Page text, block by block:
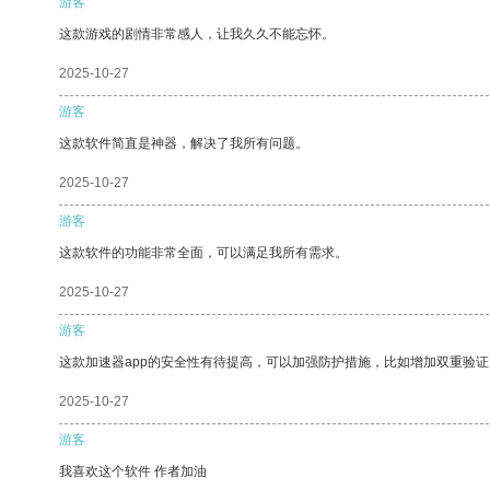
这款游戏的剧情非常感人，让我久久不能忘怀。
2025-10-27
游客
这款软件简直是神器，解决了我所有问题。
2025-10-27
游客
这款软件的功能非常全面，可以满足我所有需求。
2025-10-27
游客
这款加速器app的安全性有待提高，可以加强防护措施，比如增加双重验
2025-10-27
游客
我喜欢这个软件 作者加油